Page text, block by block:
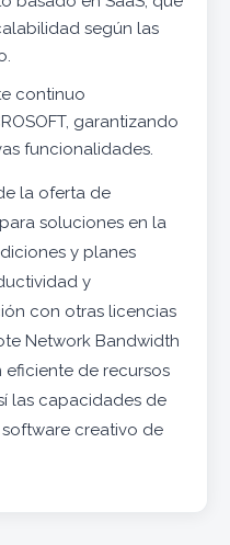
según las
continuo
garantizando
funcionalidades.
la oferta de
soluciones en la
y planes
y
con otras licencias
Network Bandwidth
de recursos
las capacidades de
creativo de